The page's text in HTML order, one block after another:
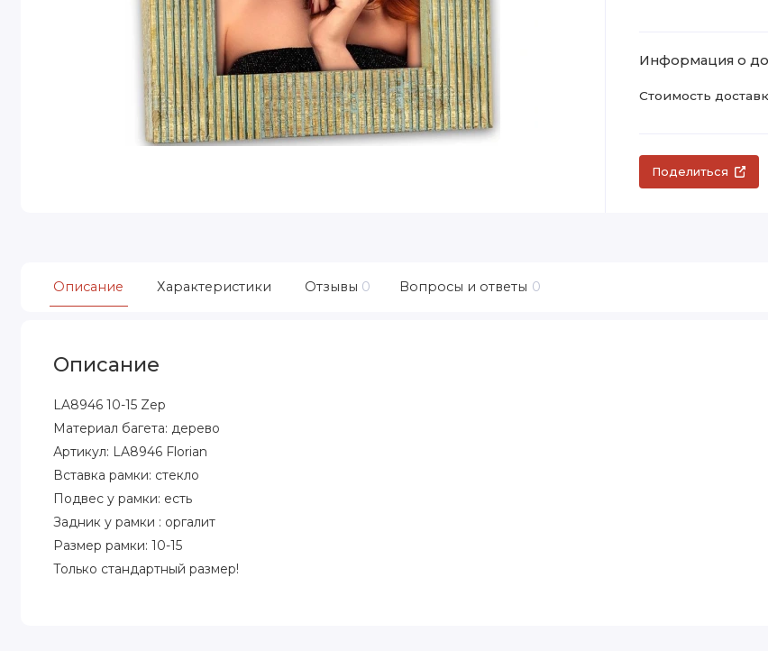
Информация о
Стоимость
Поделиться
Описание Характеристики Отзывы 0 Вопросы и ответы 0
Описание
LA8946 10-15 Zep
Материал багета: дерево
Артикул: LA8946 Florian
Вставка рамки: стекло
Подвес у рамки: есть
Задник у рамки : оргалит
Размер рамки: 10-15
Только стандартный размер!